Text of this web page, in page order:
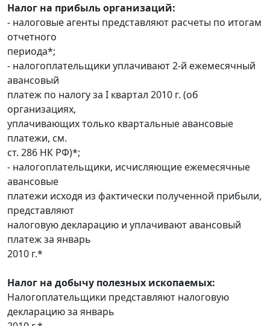
Налог на прибыль организаций:
- налоговые агенты представляют расчеты по итогам
отчетного
периода*;
- налогоплательщики уплачивают 2-й ежемесячный
авансовый
платеж по налогу за I квартал 2010 г. (об
организациях,
уплачивающих только квартальные авансовые
платежи, см.
ст. 286 НК РФ)*;
- налогоплательщики, исчисляющие ежемесячные
авансовые
платежи исходя из фактически полученной прибыли,
представляют
налоговую декларацию и уплачивают авансовый
платеж за январь
2010 г.*
Налог на добычу полезных ископаемых:
Налогоплательщики представляют налоговую
декларацию за январь